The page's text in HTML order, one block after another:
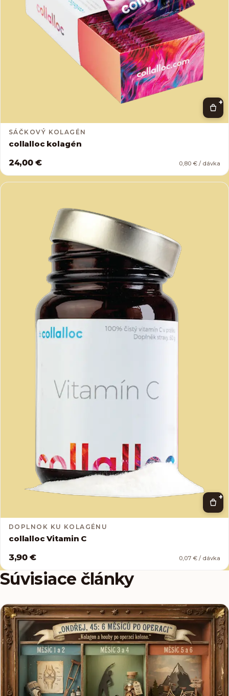
+
SÁČKOVÝ KOLAGÉN
collalloc kolagén
24,00 €
0,80 € / dávka
+
DOPLNOK KU KOLAGÉNU
collalloc Vitamin C
3,90 €
0,07 € / dávka
Súvisiace články